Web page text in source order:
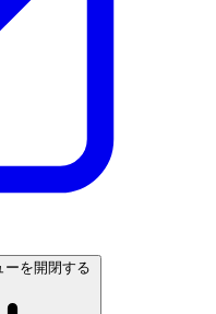
ーを開閉する